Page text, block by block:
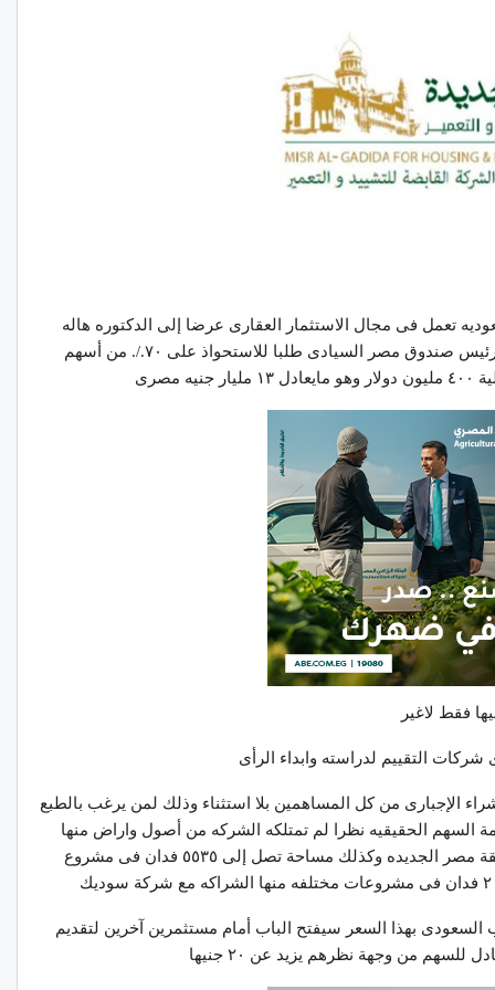
تعمل فى مجال الاستثمار العقارى عرضا إلى الدكتوره هاله
السعيد وزير التخطيط والتنميه الاقتصاديه بصفتها رئيس صندوق مصر السيادى طلبا للاستحواذ على ٧٠./. من أسهم
التقييم لدراسته وابداء الرأى
الإجبارى من كل المساهمين بلا استثناء وذلك لمن يرغب بالطبع
السهم الحقيقيه نظرا لم تمتلكه الشركه من أصول واراض منها
على سبيل المثال ٤٠٠٠ متر مربع داخل أحياء منطقة مصر الجديده وكذلك مساحة تصل إلى ٥٥٣٥ فدان فى مشروع
بهذا السعر سيفتح الباب أمام مستثمرين آخرين لتقديم
من وجهة نظرهم يزيد عن ٢٠ جنيها